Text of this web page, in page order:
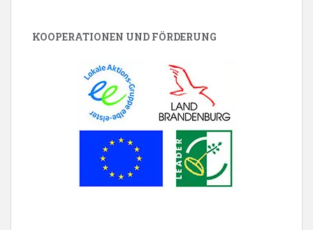
KOOPERATIONEN UND FÖRDERUNG